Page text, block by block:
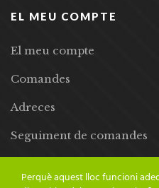
EL MEU COMPTE
El meu compte
Comandes
Adreces
Seguiment de comandes
Perquè aquest lloc funcioni